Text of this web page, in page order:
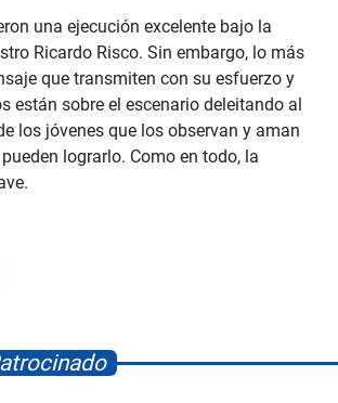
una ejecución excelente bajo la
Ricardo Risco. Sin embargo, lo más
que transmiten con su esfuerzo y
están sobre el escenario deleitando al
los jóvenes que los observan y aman
lograrlo. Como en todo, la